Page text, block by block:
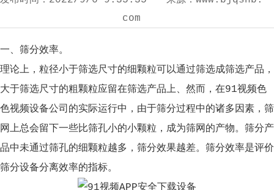
com
一、筛分效率。
理论上，粒径小于筛选尺寸的细颗粒可以通过筛选成筛选产品，
大于筛选尺寸的粗颗粒应留在筛选产品上、然而，在91视频色
色视频设备公司的实际运行中，由于筛分过程中的诸多因素，筛
网上总会留下一些比筛孔小的小颗粒，成为筛网的产物。筛分产
品中未通过筛孔的细颗粒越多，筛分效果越差。筛分效率是评价
筛分设备分离效率的指标。